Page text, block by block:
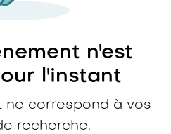
n'est
l'instant
ne correspond à vos
recherche.